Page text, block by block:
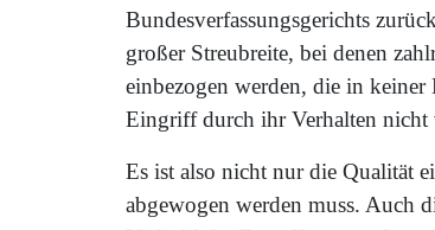
Bundesverfassungsgerichts
großer Streubreite, bei denen
einbezogen werden, die in
Eingriff durch ihr Verhalten nicht
Es ist also nicht nur die Qualität
abgewogen werden muss. Auch